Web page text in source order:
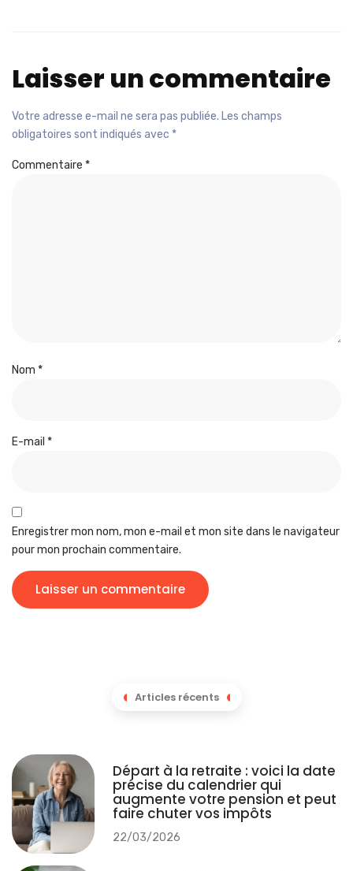
Laisser un commentaire
Votre adresse e-mail ne sera pas publiée. Les champs
obligatoires sont indiqués avec *
Commentaire *
Nom *
E-mail *
Enregistrer mon nom, mon e-mail et mon site dans le navigateur
pour mon prochain commentaire.
Articles récents
Départ à la retraite : voici la date
précise du calendrier qui
augmente votre pension et peut
faire chuter vos impôts
22/03/2026